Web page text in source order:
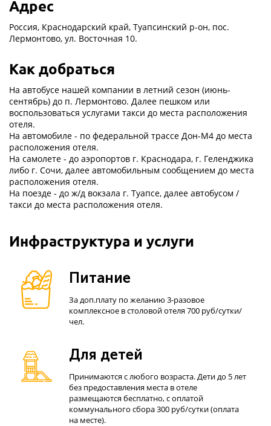
Адрес
Россия, Краснодарский край, Туапсинский р-он, пос.
Лермонтово, ул. Восточная 10.
Как добраться
На автобусе нашей компании в летний сезон (июнь-
сентябрь) до п. Лермонтово. Далее пешком или
воспользоваться услугами такси до места расположения
отеля.
На автомобиле - по федеральной трассе Дон-М4 до места
расположения отеля.
На самолете - до аэропортов г. Краснодара, г. Геленджика
либо г. Сочи, далее автомобильным сообщением до места
расположения отеля.
На поезде - до ж/д вокзала г. Туапсе, далее автобусом /
такси до места расположения отеля.
Инфраструктура и услуги
Питание
За доп.плату по желанию 3-разовое
комплексное в столовой отеля 700 руб/сутки/
чел.
Для детей
Принимаются с любого возраста. Дети до 5 лет
без предоставления места в отеле
размещаются бесплатно, с оплатой
коммунального сбора 300 руб/сутки (оплата
на месте).